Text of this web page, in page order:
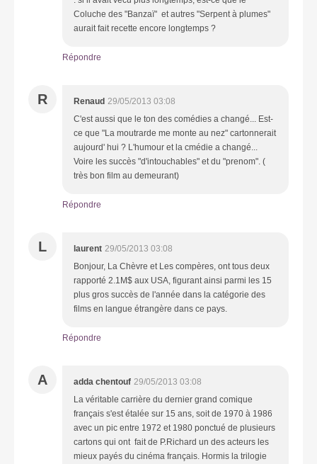
Coluche des "Banzaï" et autres "Serpent à plumes"
aurait fait recette encore longtemps ?
Répondre
R Renaud 29/05/2013 03:08
C'est aussi que le ton des comédies a changé... Est-
ce que "La moutrarde me monte au nez" cartonnerait
aujourd' hui ? L'humour et la cmédie a changé...
Voire les succès "d'intouchables" et du "prenom". (
très bon film au demeurant)
Répondre
L laurent 29/05/2013 03:08
Bonjour, La Chèvre et Les compères, ont tous deux
rapporté 2.1M$ aux USA, figurant ainsi parmi les 15
plus gros succès de l'année dans la catégorie des
films en langue étrangère dans ce pays.
Répondre
A adda chentouf 29/05/2013 03:08
La véritable carrière du dernier grand comique
français s'est étalée sur 15 ans, soit de 1970 à 1986
avec un pic entre 1972 et 1980 ponctué de plusieurs
cartons qui ont fait de P.Richard un des acteurs les
mieux payés du cinéma français. Hormis la trilogie